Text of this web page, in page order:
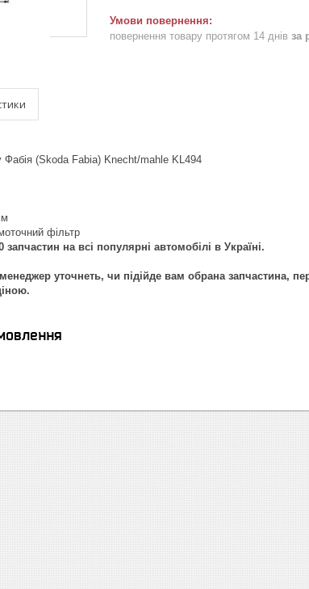
повернення товару протягом 14 днів за
(Skoda Fabia) Knecht/mahle KL494
фільтр
на всі популярні автомобілі в Україні.
уточнеть, чи підійде вам обрана запчастина,